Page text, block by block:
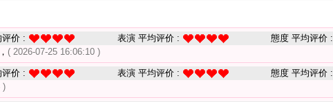
价 : 表演 平均评价 :
態度 平均评价 :
( 2026-07-25 16:06:10 )
价 : 表演 平均评价 :
態度 平均评价 :
)